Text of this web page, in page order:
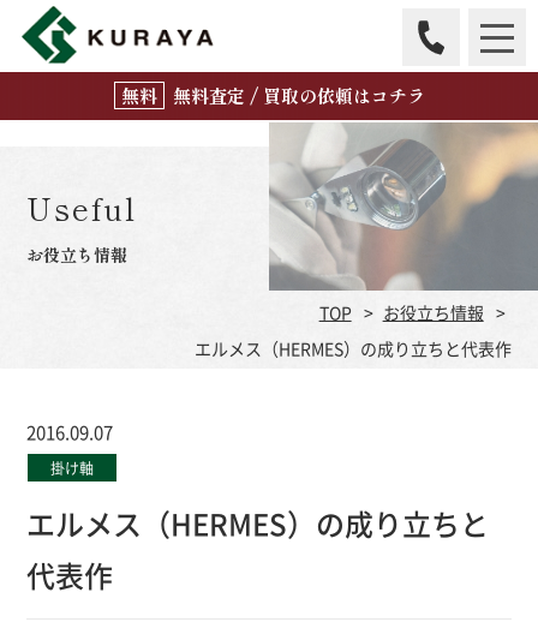
無料査定 / 買取の依頼はコチラ
Useful
お役立ち情報
TOP
お役立ち情報
エルメス（HERMES）の成り立ちと代表作
2016.09.07
掛け軸
エルメス（HERMES）の成り立ちと
代表作